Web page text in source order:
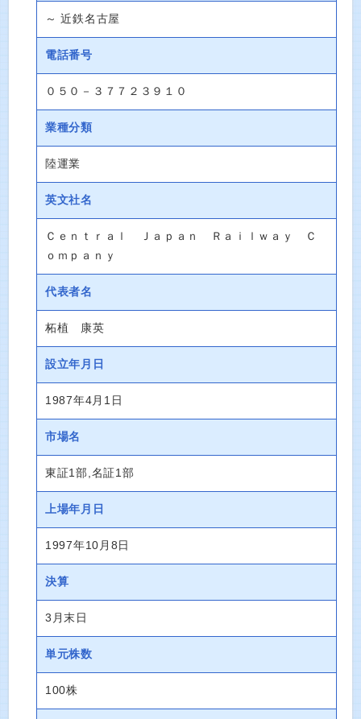
～ 近鉄名古屋
電話番号
０５０－３７７２３９１０
業種分類
陸運業
英文社名
Ｃｅｎｔｒａｌ Ｊａｐａｎ Ｒａｉｌｗａｙ Ｃ
ｏｍｐａｎｙ
代表者名
柘植 康英
設立年月日
1987年4月1日
市場名
東証1部,名証1部
上場年月日
1997年10月8日
決算
3月末日
単元株数
100株